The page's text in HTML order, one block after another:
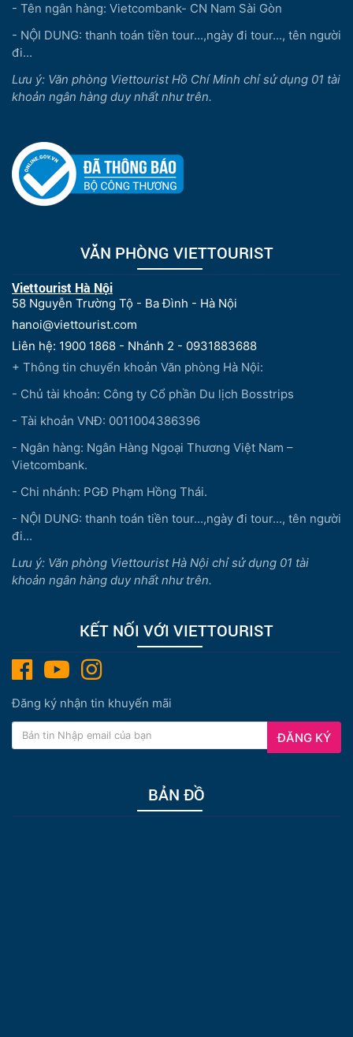
- Tên ngân hàng: Vietcombank- CN Nam Sài Gòn
- NỘI DUNG: thanh toán tiền tour...,ngày đi tour..., tên người
đi...
Lưu ý: Văn phòng Viettourist Hồ Chí Minh chỉ sử dụng 01 tài
khoản ngân hàng duy nhất như trên.
VĂN PHÒNG VIETTOURIST
Viettourist Hà Nội
58 Nguyễn Trường Tộ - Ba Đình - Hà Nội
hanoi@viettourist.com
Liên hệ: 1900 1868 - Nhánh 2 - 0931883688
+ Thông tin chuyển khoản Văn phòng Hà Nội:
- Chủ tài khoản: Công ty Cổ phần Du lịch Bosstrips
- Tài khoản VNĐ: 0011004386396
- Ngân hàng: Ngân Hàng Ngoại Thương Việt Nam –
Vietcombank.
- Chi nhánh: PGĐ Phạm Hồng Thái.
- NỘI DUNG: thanh toán tiền tour...,ngày đi tour..., tên người
đi...
Lưu ý: Văn phòng Viettourist Hà Nội chỉ sử dụng 01 tài
khoản ngân hàng duy nhất như trên.
KẾT NỐI VỚI VIETTOURIST
Đăng ký nhận tin khuyến mãi
ĐĂNG KÝ
BẢN ĐỒ